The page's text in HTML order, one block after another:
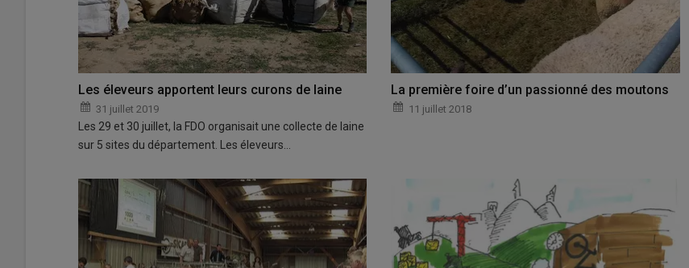
Les éleveurs apportent leurs curons de laine
31 juillet 2019
Les 29 et 30 juillet, la FDO organisait une collecte de laine
sur 5 sites du département. Les éleveurs…
La première foire d’un passionné des moutons
11 juillet 2018